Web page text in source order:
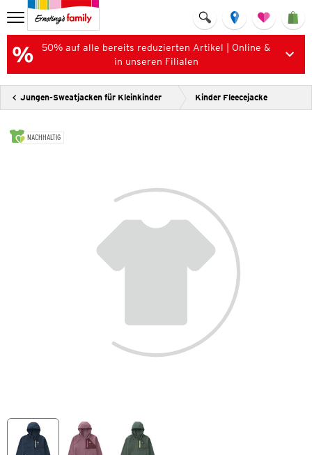
50% auf alle bereits reduzierten Artikel | Online &
in unseren Filialen
Jungen-Sweatjacken für Kleinkinder Kinder Fleecejacke
NACHHALTIG